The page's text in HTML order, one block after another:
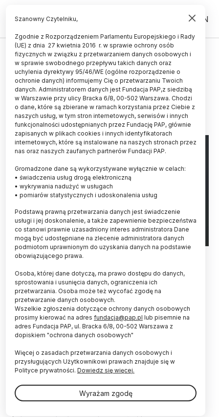
PL EN
LUDZIE
Jacek Jaworski wybrany na
członka EMBO
07.07.2023
aktualizacja: 07.07.2023
2 minuty czytania
Read the English version of this article
Źródło: MIBMiK - Biuro Prasowe
Współodkrywca kluczowej roli mTOR w rozwoju
neuronów, prof. Jaworski jest jednym z 69
naukowców wybranych na członka Europejskiej
Organizacji Biologii Molekularnej (EMBO). W tym
roku jest jedynym Polakiem wybranym do grona
ponad 2000 najlepszych badaczy w Europie i na
świecie.
Naukowiec kieruje Laboratorium Neurobiologii
Molekularnej i Komórkowej w Międzynarodowym
Warszawie.
Szanowny Czytelniku,
Zgodnie z Rozporządzeniem Parlamentu Europejskiego i Rady
(UE) z dnia 27 kwietnia 2016 r. w sprawie ochrony osób
fizycznych w związku z przetwarzaniem danych osobowych i
w sprawie swobodnego przepływu takich danych oraz
uchylenia dyrektywy 95/46/WE (ogólne rozporządzenie o
ochronie danych) informujemy Cię o przetwarzaniu Twoich
danych. Administratorem danych jest Fundacja PAP,z siedzibą
w Warszawie przy ulicy Bracka 6/8, 00-502 Warszawa. Chodzi
o dane, które są zbierane w ramach korzystania przez Ciebie z
naszych usług, w tym stron internetowych, serwisów i innych
funkcjonalności udostępnianych przez Fundację PAP, głównie
zapisanych w plikach cookies i innych identyfikatorach
internetowych, które są instalowane na naszych stronach przez
nas oraz naszych zaufanych partnerów Fundacji PAP.
Gromadzone dane są wykorzystywane wyłącznie w celach:
• świadczenia usług drogą elektroniczną
• wykrywania nadużyć w usługach
• pomiarów statystycznych i udoskonalenia usług
Podstawą prawną przetwarzania danych jest świadczenie
usługi i jej doskonalenie, a także zapewnienie bezpieczeństwa
co stanowi prawnie uzasadniony interes administratora Dane
mogą być udostępniane na zlecenie administratora danych
podmiotom uprawnionym do uzyskania danych na podstawie
obowiązującego prawa.
Osoba, której dane dotyczą, ma prawo dostępu do danych,
sprostowania i usunięcia danych, ograniczenia ich
przetwarzania. Osoba może też wycofać zgodę na
przetwarzanie danych osobowych.
Wszelkie zgłoszenia dotyczące ochrony danych osobowych
prosimy kierować na adres fundacja@pap.pl lub pisemnie na
adres Fundacja PAP, ul. Bracka 6/8, 00-502 Warszawa z
dopiskiem "ochrona danych osobowych"
Więcej o zasadach przetwarzania danych osobowych i
przysługujących Użytkownikowi prawach znajduje się w
Polityce prywatności. Dowiedz się więcej.
Wyrażam zgodę